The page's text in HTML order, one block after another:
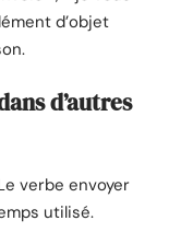
d’objet
d’autres
verbe envoyer
utilisé.